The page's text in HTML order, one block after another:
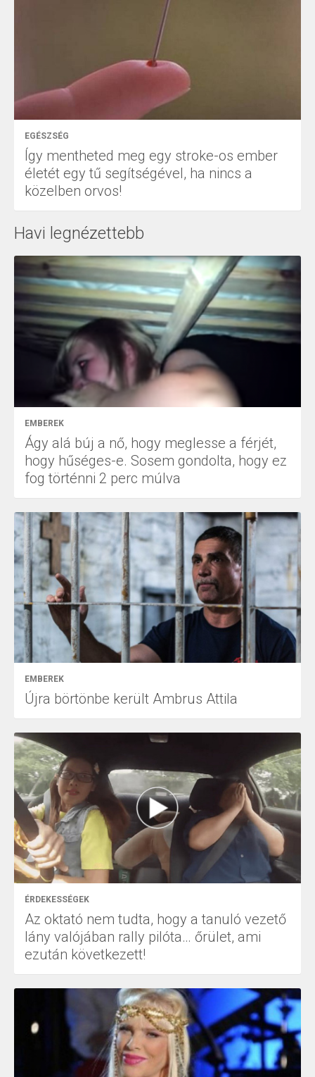
EGÉSZSÉG
Így mentheted meg egy stroke-os ember
életét egy tű segítségével, ha nincs a
közelben orvos!
Havi legnézettebb
EMBEREK
Ágy alá búj a nő, hogy meglesse a férjét,
hogy hűséges-e. Sosem gondolta, hogy ez
fog történni 2 perc múlva
EMBEREK
Újra börtönbe került Ambrus Attila
ÉRDEKESSÉGEK
Az oktató nem tudta, hogy a tanuló vezető
lány valójában rally pilóta… őrület, ami
ezután következett!